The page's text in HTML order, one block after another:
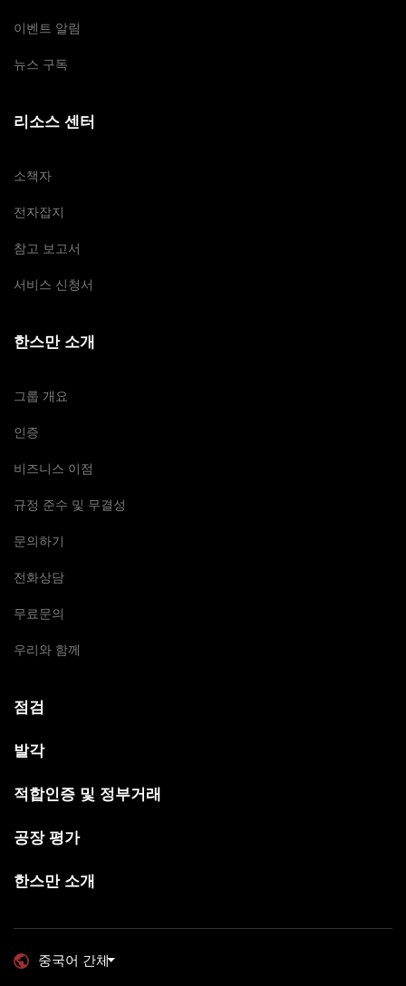
이벤트 알림
뉴스 구독
리소스 센터
소책자
전자잡지
참고 보고서
서비스 신청서
한스만 소개
그룹 개요
인증
비즈니스 이점
규정 준수 및 무결성
문의하기
전화상담
무료문의
우리와 함께
점검
발각
적합인증 및 정부거래
공장 평가
한스만 소개
중국어 간체